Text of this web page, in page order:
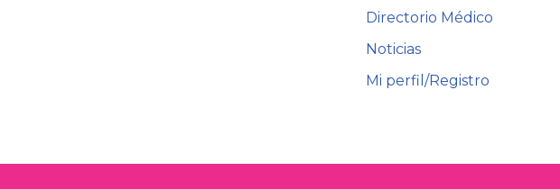
Directorio Médico
Noticias
Mi perfil/Registro